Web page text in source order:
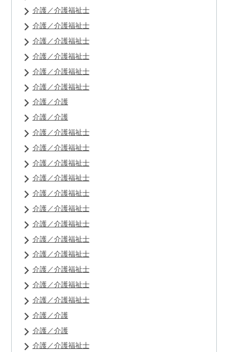
介護／介護福祉士
介護／介護福祉士
介護／介護福祉士
介護／介護福祉士
介護／介護福祉士
介護／介護福祉士
介護／介護
介護／介護
介護／介護福祉士
介護／介護福祉士
介護／介護福祉士
介護／介護福祉士
介護／介護福祉士
介護／介護福祉士
介護／介護福祉士
介護／介護福祉士
介護／介護福祉士
介護／介護福祉士
介護／介護福祉士
介護／介護福祉士
介護／介護
介護／介護
介護／介護福祉士